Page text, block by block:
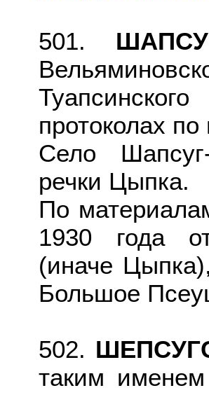
501.
протоколах
Село
речки Цыпка.
По
1930 года
(иначе
Большое
502.
таким